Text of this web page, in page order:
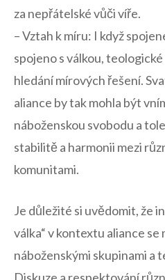
za nepřátelské vůči víře.
– Vztah‌ k míru: I když
spojeno s válkou,
hledání ⁤mírových řešení.
aliance by tak mohla být
náboženskou svobodu a
stabilitě a harmonii mezi
komunitami.
Je důležité si uvědomit, že
válka“ v kontextu aliance‌
náboženskými skupinami a